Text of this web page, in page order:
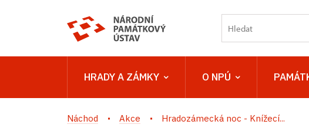
HRADY A ZÁMKY O NPÚ
Náchod Akce Hradozámecká noc - Knížecí...